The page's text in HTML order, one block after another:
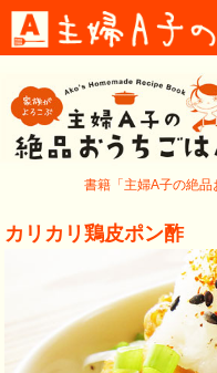
書籍「主婦A子の絶
カリカリ鶏皮ポン酢